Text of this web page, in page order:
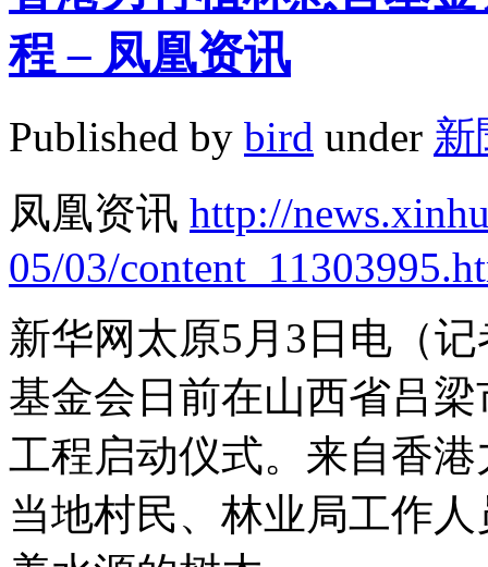
程 – 凤凰资讯
Published by bird under 新
凤凰资讯 http://
05/03/
新华网太原5月3日电（
基金会日前在山西省吕
工程启动仪式。来自香
当地村民、林业局工作